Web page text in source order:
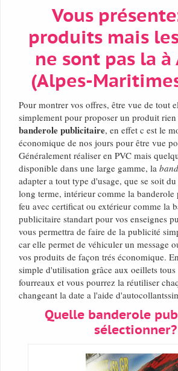
Vous
produits mais
ne sont pas la
(Alpes-
Pour montrer vos offres, être vue de tout
simplement pour proposer un produit
banderole publicitaire, en effet c est le
économique de nos jours pour être vue
Généralement réaliser en PVC mais
disponible dans une large gamme, la
adapter a tout type d'usage, que se soit
long terme, intérieur comme la
feu avec certificat ou extérieur comme la
publicitaire standart pour vos enseignes
vous permettra de faire de la publicité
car elle permet de véhiculer un message
vos produits de façon trés économique.
simple d'utilisation grâce aux oeillets
fourreaux et vous pourrez la réutiliser
changeant la date a l'aide
Quelle banderole
sélectionner?